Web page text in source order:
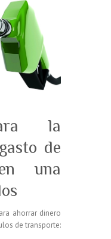
la
de
una
ahorrar dinero
de transporte: